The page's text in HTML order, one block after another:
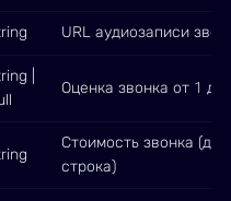
URL аудиозаписи
|
Оценка звонка от 1 до
Стоимость звонка
строка)